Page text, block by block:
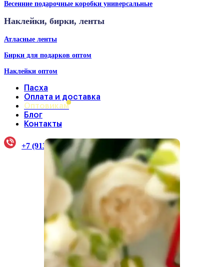
Весенние подарочные коробки универсальные
Наклейки, бирки, ленты
Атласные ленты
Бирки для подарков оптом
Наклейки оптом
Пасха
Оплата и доставка
Оптовикам
Блог
Контакты
+7 (913) 922-33-38